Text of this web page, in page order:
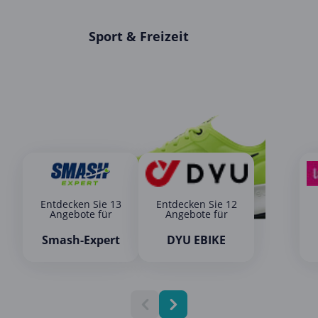
Sport & Freizeit
Entdecken Sie 13
Angebote für
Smash-Expert
Entdecken Sie 12
Angebote für
DYU EBIKE